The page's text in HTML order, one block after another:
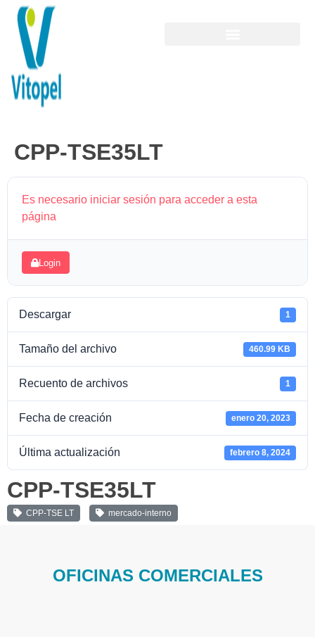
CPP-TSE35LT
Es necesario iniciar sesión para acceder a esta
página
Login
Descargar 1
Tamaño del archivo 460.99 KB
Recuento de archivos 1
Fecha de creación enero 20, 2023
Última actualización febrero 8, 2024
CPP-TSE35LT
CPP-TSE LT mercado-interno
OFICINAS COMERCIALES